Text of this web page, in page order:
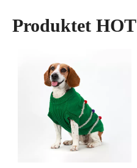
Produktet HOT